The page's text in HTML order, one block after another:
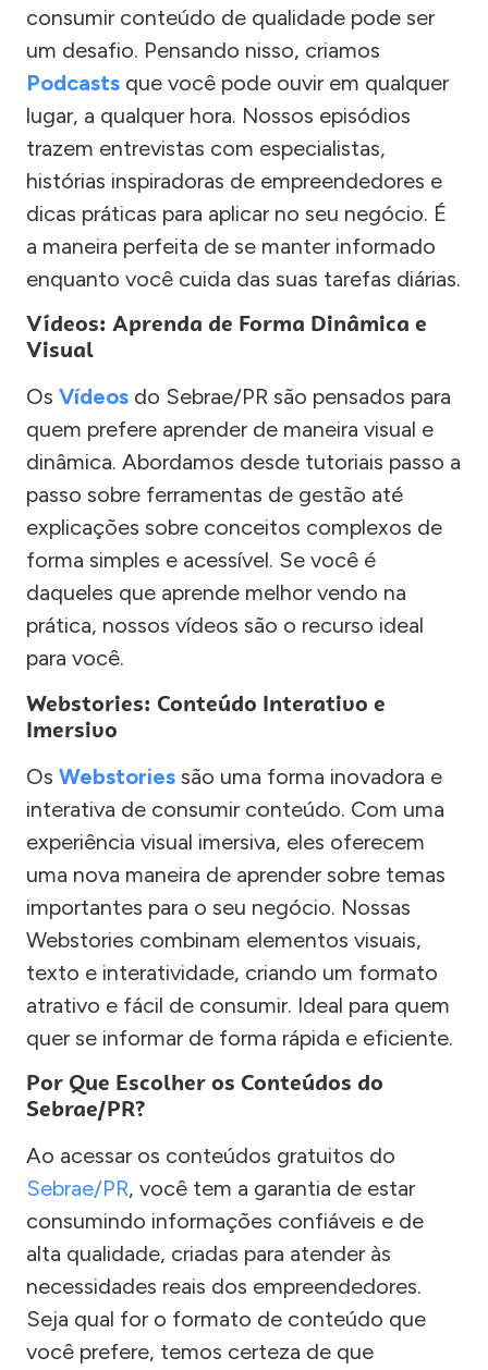
consumir conteúdo de qualidade pode ser
um desafio. Pensando nisso, criamos
Podcasts que você pode ouvir em qualquer
lugar, a qualquer hora. Nossos episódios
trazem entrevistas com especialistas,
histórias inspiradoras de empreendedores e
dicas práticas para aplicar no seu negócio. É
a maneira perfeita de se manter informado
enquanto você cuida das suas tarefas diárias.
Vídeos: Aprenda de Forma Dinâmica e
Visual
Os Vídeos do Sebrae/PR são pensados para
quem prefere aprender de maneira visual e
dinâmica. Abordamos desde tutoriais passo a
passo sobre ferramentas de gestão até
explicações sobre conceitos complexos de
forma simples e acessível. Se você é
daqueles que aprende melhor vendo na
prática, nossos vídeos são o recurso ideal
para você.
Webstories: Conteúdo Interativo e
Imersivo
Os Webstories são uma forma inovadora e
interativa de consumir conteúdo. Com uma
experiência visual imersiva, eles oferecem
uma nova maneira de aprender sobre temas
importantes para o seu negócio. Nossas
Webstories combinam elementos visuais,
texto e interatividade, criando um formato
atrativo e fácil de consumir. Ideal para quem
quer se informar de forma rápida e eficiente.
Por Que Escolher os Conteúdos do
Sebrae/PR?
Ao acessar os conteúdos gratuitos do
Sebrae/PR, você tem a garantia de estar
consumindo informações confiáveis e de
alta qualidade, criadas para atender às
necessidades reais dos empreendedores.
Seja qual for o formato de conteúdo que
você prefere, temos certeza de que